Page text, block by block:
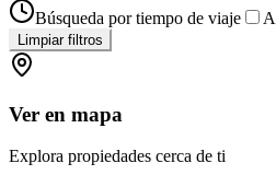
Búsqueda por tiempo de viaje
Limpiar filtros
Ver en mapa
Explora propiedades cerca de ti